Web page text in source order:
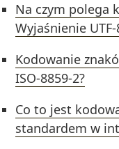
Na czym polega
Wyjaśnienie
Kodowanie
ISO-8859-2?
Co to jest
standardem w